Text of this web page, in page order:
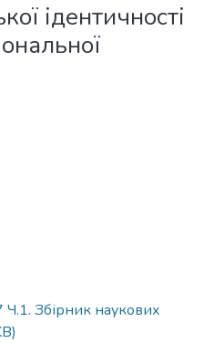
ідентичності
Ч.1. Збірник наукових